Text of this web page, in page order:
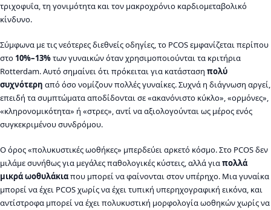
τριχοφυΐα, τη γονιμότητα και τον μακροχρόνιο καρδιομεταβολικό
κίνδυνο.
Σύμφωνα με τις νεότερες διεθνείς οδηγίες, το PCOS εμφανίζεται περίπου
στο 10%–13%των γυναικών όταν χρησιμοποιούνται τα κριτήρια
Rotterdam. Αυτό σημαίνει ότι πρόκειται για κατάσταση πολύ
συχνότερη από όσο νομίζουν πολλές γυναίκες. Συχνά η διάγνωση αργεί,
επειδή τα συμπτώματα αποδίδονται σε «ακανόνιστο κύκλο», «ορμόνες»,
«κληρονομικότητα» ή «στρες», αντί να αξιολογούνται ως μέρος ενός
συγκεκριμένου συνδρόμου.
Ο όρος «πολυκυστικές ωοθήκες» μπερδεύει αρκετό κόσμο. Στο PCOS δεν
μιλάμε συνήθως για μεγάλες παθολογικές κύστεις, αλλά γιαπολλά
μικρά ωοθυλάκιαπου μπορεί να φαίνονται στον υπέρηχο. Μια γυναίκα
μπορεί να έχει PCOS χωρίς να έχει τυπική υπερηχογραφική εικόνα, και
αντίστροφα μπορεί να έχει πολυκυστική μορφολογία ωοθηκών χωρίς να